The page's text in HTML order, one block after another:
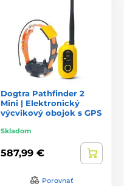
Dogtra Pathfinder 2
Mini | Elektronický
výcvikový obojok s GPS
Skladom
587,99 €
Porovnať